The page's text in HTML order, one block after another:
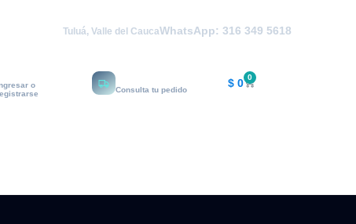
Tuluá, Valle del CaucaWhatsApp: 316 349 5618
o
Rastrear
Consulta tu pedido $ 0 0